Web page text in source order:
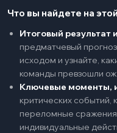
Что вы найдете на
Итоговый результат
предматчевый
исходом и узнайте,
команды превзошли
Ключевые моменты,
критических событий,
переломные
индивидуальные